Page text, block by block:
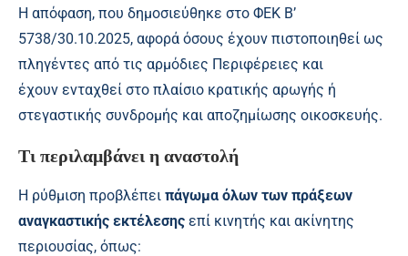
Η απόφαση, που δημοσιεύθηκε στο ΦΕΚ Β’
5738/30.10.2025, αφορά όσους έχουν πιστοποιηθεί ως
πληγέντες από τις αρμόδιες Περιφέρειες και
έχουν ενταχθεί στο πλαίσιο κρατικής αρωγής ή
στεγαστικής συνδρομής και αποζημίωσης οικοσκευής.
Τι περιλαμβάνει η αναστολή
Η ρύθμιση προβλέπει πάγωμα όλων των πράξεων
αναγκαστικής εκτέλεσης επί κινητής και ακίνητης
περιουσίας, όπως: